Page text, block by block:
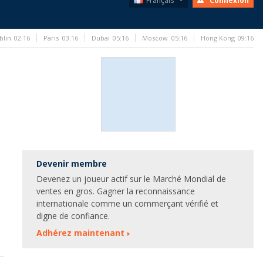
Devenir membre
Devenez un joueur actif sur le Marché Mondial de
ventes en gros. Gagner la reconnaissance
internationale comme un commerçant vérifié et
digne de confiance.
Adhérez maintenant
02:16 Paris 03:16 Dubai 05:16 Moscow 05:16 Hong Kong 09:16